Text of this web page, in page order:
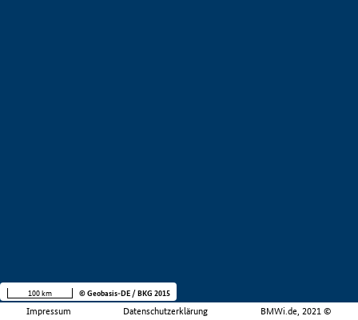
Impressum Datenschutzerklärung BMWi.de, 2021 ©
100 km © Geobasis-DE / BKG 2015